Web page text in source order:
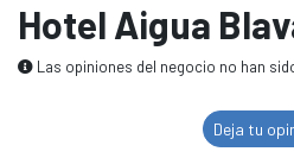
Hotel Aigua
Las opiniones del negocio no han
Deja tu